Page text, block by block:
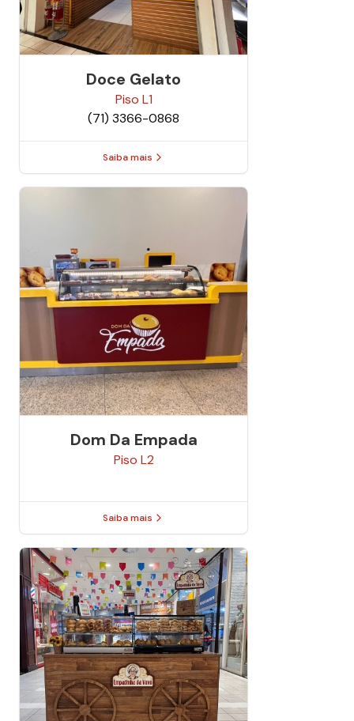
Doce Gelato
Piso L1
(71) 3366-0868
Saiba mais
Dom Da Empada
Piso L2
Saiba mais